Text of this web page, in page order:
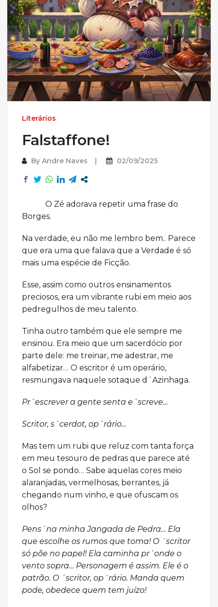
Literários
Falstaffone!
By Andre Naves 02/09/2025
O Zé adorava repetir uma frase do
Borges.
Na verdade, eu não me lembro bem.. Parece
que era uma que falava que a Verdade é só
mais uma espécie de Ficção.
Esse, assim como outros ensinamentos
preciosos, era um vibrante rubi em meio aos
pedregulhos de meu talento.
Tinha outro também que ele sempre me
ensinou. Era meio que um sacerdócio por
parte dele: me treinar, me adestrar, me
alfabetizar… O escritor é um operário,
resmungava naquele sotaque d´Azinhaga.
Pr´escrever a gente senta e´screve…
Scritor, s´cerdot, op´rário…
Mas tem um rubi que reluz com tanta força
em meu tesouro de pedras que parece até
o Sol se pondo… Sabe aquelas cores meio
alaranjadas, vermelhosas, berrantes, já
chegando num vinho, e que ofuscam os
olhos?
Pens´na minha Jangada de Pedra… Ela
que escolhe os rumos que toma! O ´scritor
só põe no papel! Ela caminha pr´onde o
vento sopra… Personagem é assim. Ele é o
patrão. O ´scritor, op´rário. Manda quem
pode, obedece quem tem juízo!